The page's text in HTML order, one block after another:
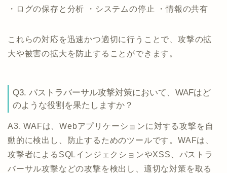
・ログの保存と分析 ・システムの停止 ・情報の共有
これらの対応を迅速かつ適切に行うことで、攻撃の拡
大や被害の拡大を防止することができます。
Q3. パストラバーサル攻撃対策において、WAFはど
のような役割を果たしますか？
A3. WAFは、Webアプリケーションに対する攻撃を自
動的に検出し、防止するためのツールです。WAFは、
攻撃者によるSQLインジェクションやXSS、パストラ
バーサル攻撃などの攻撃を検出し、適切な対策を取る